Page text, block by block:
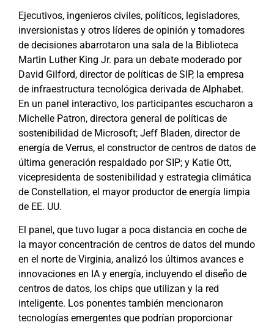
Ejecutivos, ingenieros civiles, políticos, legisladores,
inversionistas y otros líderes de opinión y tomadores
de decisiones abarrotaron una sala de la Biblioteca
Martin Luther King Jr. para un debate moderado por
David Gilford, director de políticas de SIP, la empresa
de infraestructura tecnológica derivada de Alphabet.
En un panel interactivo, los participantes escucharon a
Michelle Patron, directora general de políticas de
sostenibilidad de Microsoft; Jeff Bladen, director de
energía de Verrus, el constructor de centros de datos de
última generación respaldado por SIP; y Katie Ott,
vicepresidenta de sostenibilidad y estrategia climática
de Constellation, el mayor productor de energía limpia
de EE. UU.
El panel, que tuvo lugar a poca distancia en coche de
la mayor concentración de centros de datos del mundo
en el norte de Virginia, analizó los últimos avances e
innovaciones en IA y energía, incluyendo el diseño de
centros de datos, los chips que utilizan y la red
inteligente. Los ponentes también mencionaron
tecnologías emergentes que podrían proporcionar